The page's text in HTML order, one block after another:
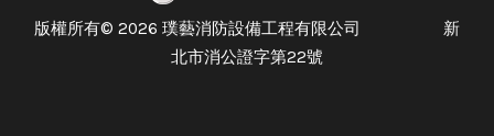
版權所有© 2026 璞藝消防設備工程有限公司 新
北市消公證字第22號